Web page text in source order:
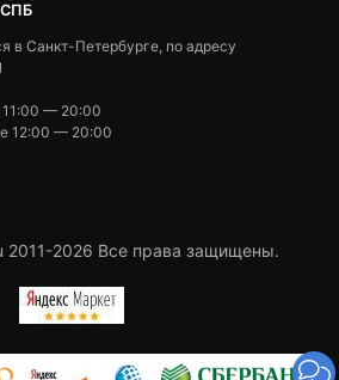
в Санкт-Петербурге, по адресу
11:00 — 20:00
12:00 — 20:00
2011-2026 Все права защищены.